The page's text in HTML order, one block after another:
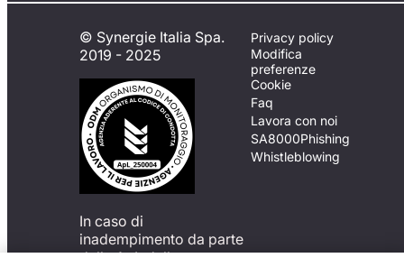
© Synergie Italia Spa.
2019 - 2025
In caso di
inadempimento da parte
della ApL delle
Privacy policy
Modifica
preferenze
Cookie
Faq
Lavora con noi
SA8000Phishing
Whistleblowing